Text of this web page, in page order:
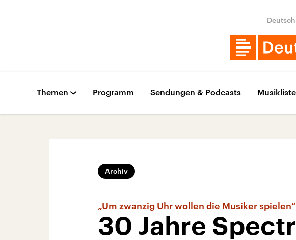
Themen Programm Sendungen & Podcasts Musikliste
Archiv
„Um zwanzig Uhr wollen die Musiker spielen“
30 Jahre